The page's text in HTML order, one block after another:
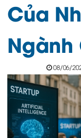
Của
Ngành
08/06/